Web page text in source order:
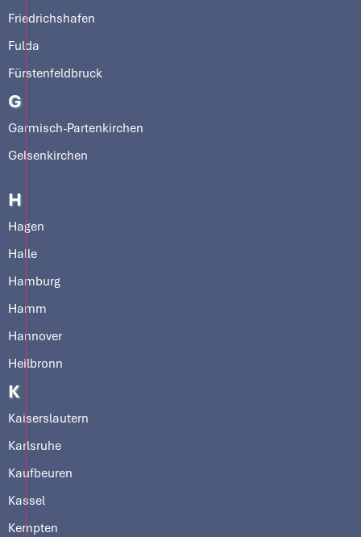
Friedrichshafen
Fulda
Fürstenfeldbruck
G
Garmisch-Partenkirchen
Gelsenkirchen
H
Hagen
Halle
Hamburg
Hamm
Hannover
Heilbronn
K
Kaiserslautern
Karlsruhe
Kaufbeuren
Kassel
Kempten